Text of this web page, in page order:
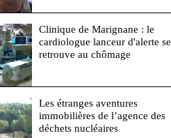
Clinique de Marignane : le
cardiologue lanceur d'alerte se
retrouve au chômage
Les étranges aventures
immobilières de l’agence des
déchets nucléaires